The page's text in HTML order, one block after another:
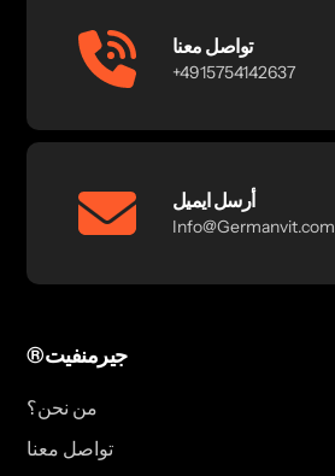
تواصل معنا
+4915754142637
أرسل ايميل
Info@Germanvit.com
®جيرمنفيت
من نحن؟
تواصل معنا